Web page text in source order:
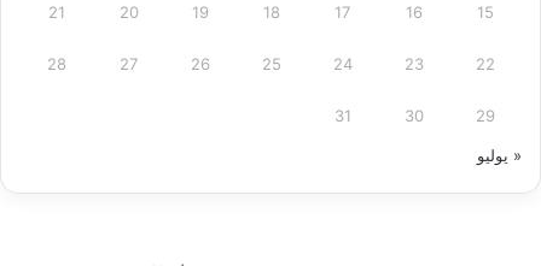
15
16
17
18
19
20
21
22
23
24
25
26
27
28
29
30
31
« يوليو